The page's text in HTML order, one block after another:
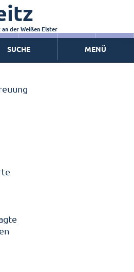
Christian Thieme
der Weißen Elster
SUCHE MENÜ